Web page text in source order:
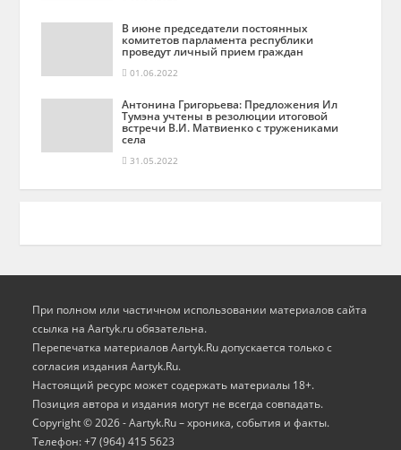
В июне председатели постоянных
комитетов парламента республики
проведут личный прием граждан
01.06.2022
Антонина Григорьева: Предложения Ил
Тумэна учтены в резолюции итоговой
встречи В.И. Матвиенко с тружениками
села
31.05.2022
При полном или частичном использовании материалов сайта
ссылка на Aartyk.ru oбязательна.
Перепечатка материалов Aartyk.Ru допускается только с
согласия издания Aartyk.Ru.
Настоящий ресурс может содержать материалы 18+.
Позиция автора и издания могут не всегда совпадать.
Copyright © 2026 - Aartyk.Ru – хроника, события и факты.
Телефон: +7 (964) 415 5623